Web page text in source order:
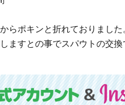
らポキンと折れておりました
ますとの事でスパウトの交換